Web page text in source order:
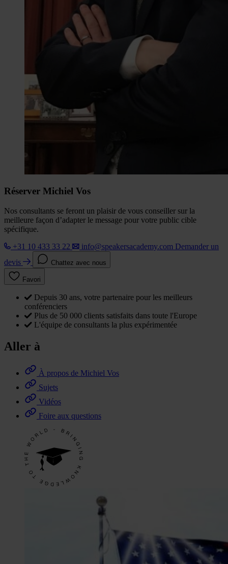
Réserver Michiel Vos
Nos consultants se feront un plaisir de vous conseiller sur la
meilleure façon d’adapter le message pour votre public cible
spécifique.
+31 10 433 33 22
info@speakersacademy.com Demander un
devis
Chattez avec nous
Favori
Depuis 30 ans, votre partenaire pour les meilleurs
conférenciers
Plus de 50 000 clients satisfaits dans toute l'Europe
L'équipe de consultants la plus expérimentée
Aller à
À propos de Michiel Vos
Sujets
Vidéos
Foire aux questions